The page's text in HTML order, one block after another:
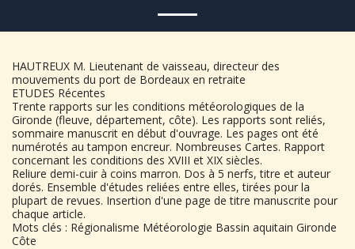
HAUTREUX M. Lieutenant de vaisseau, directeur des
mouvements du port de Bordeaux en retraite
ETUDES Récentes
Trente rapports sur les conditions météorologiques de la
Gironde (fleuve, département, côte). Les rapports sont reliés,
sommaire manuscrit en début d'ouvrage. Les pages ont été
numérotés au tampon encreur. Nombreuses Cartes. Rapport
concernant les conditions des XVIII et XIX siècles.
Reliure demi-cuir à coins marron. Dos à 5 nerfs, titre et auteur
dorés. Ensemble d'études reliées entre elles, tirées pour la
plupart de revues. Insertion d'une page de titre manuscrite pour
chaque article.
Mots clés : Régionalisme Météorologie Bassin aquitain Gironde
Côte